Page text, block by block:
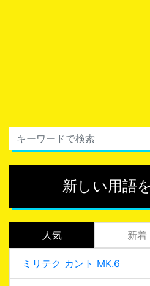
新しい用語
人気 新着
ミリテク カント MK.6